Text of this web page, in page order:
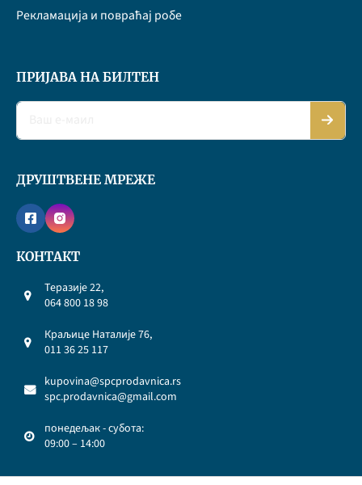
Рекламација и повраћај робе
ПРИЈАВА НА БИЛТЕН
ДРУШТВЕНЕ МРЕЖЕ
КОНТАКТ
Теразије 22,
064 800 18 98
Краљице Наталије 76,
011 36 25 117
kupovina@spcprodavnica.rs
spc.prodavnica@gmail.com
понедељак - субота:
09:00 – 14:00